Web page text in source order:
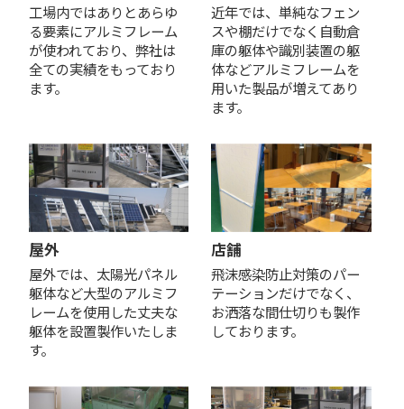
工場内ではありとあらゆ
る要素にアルミフレーム
が使われており、弊社は
全ての実績をもっており
ます。
近年では、単純なフェン
スや棚だけでなく自動倉
庫の躯体や識別装置の躯
体などアルミフレームを
用いた製品が増えてあり
ます。
屋外
屋外では、太陽光パネル
躯体など大型のアルミフ
レームを使用した丈夫な
躯体を設置製作いたしま
す。
店舗
飛沫感染防止対策のパー
テーションだけでなく、
お洒落な間仕切りも製作
しております。